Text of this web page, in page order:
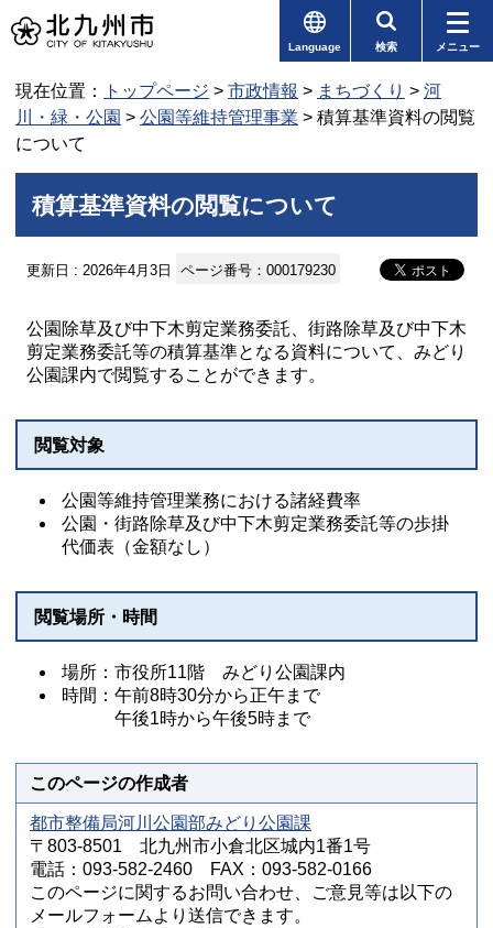
Language 検索 メニュー
現在位置： トップページ > 市政情報 > まちづくり > 河
川・緑・公園 > 公園等維持管理事業 > 積算基準資料の閲覧
について
積算基準資料の閲覧について
更新日 : 2026年4月3日 ページ番号：000179230
公園除草及び中下木剪定業務委託、街路除草及び中下木
剪定業務委託等の積算基準となる資料について、みどり
公園課内で閲覧することができます。
閲覧対象
公園等維持管理業務における諸経費率
公園・街路除草及び中下木剪定業務委託等の歩掛
代価表（金額なし）
閲覧場所・時間
場所：市役所11階 みどり公園課内
時間：午前8時30分から正午まで
午後1時から午後5時まで
このページの作成者
都市整備局河川公園部みどり公園課
〒803-8501 北九州市小倉北区城内1番1号
電話：093-582-2460 FAX：093-582-0166
このページに関するお問い合わせ、ご意見等は以下の
メールフォームより送信できます。